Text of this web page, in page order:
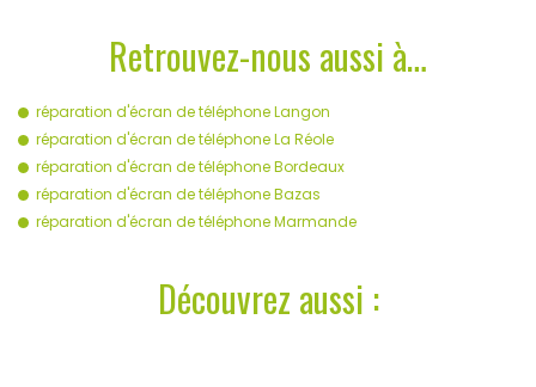
Retrouvez-nous aussi à…
réparation d'écran de téléphone Langon
réparation d'écran de téléphone La Réole
réparation d'écran de téléphone Bordeaux
réparation d'écran de téléphone Bazas
réparation d'écran de téléphone Marmande
Découvrez aussi :